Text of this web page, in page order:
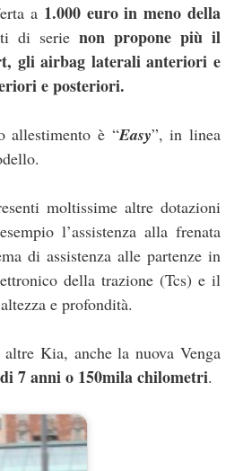
a 1.000 euro in meno della
di serie non propone più il
gli airbag laterali anteriori e
e posteriori.
allestimento è “Easy”, in linea
moltissime altre dotazioni
l’assistenza alla frenata
di assistenza alle partenze in
della trazione (Tcs) e il
e profondità.
Kia, anche la nuova Venga
7 anni o 150mila chilometri.